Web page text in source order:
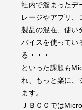
社内で溜まったデ
レージやアプリ、
製品の混在、使い
バイスを使ってい
る・・・
といった課題も
れ、もっと楽に、
ます。
ＪＢＣＣでは